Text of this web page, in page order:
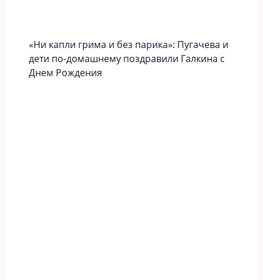
«Ни капли грима и без парика»: Пугачева и
дети по-домашнему поздравили Галкина с
Днем Рождения